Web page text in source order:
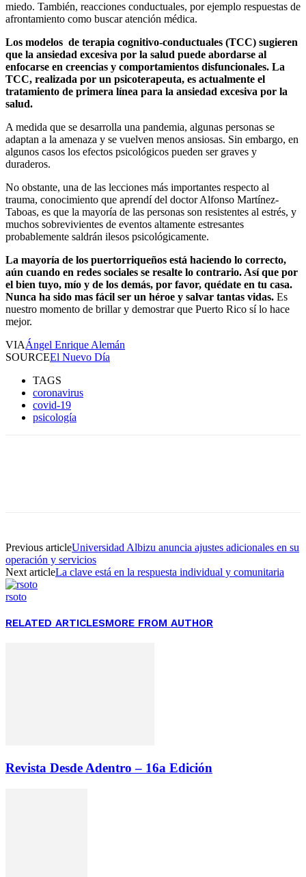
miedo. También, reacciones conductuales, por ejemplo respuestas de
afrontamiento como buscar atención médica.
Los modelos de terapia cognitivo-conductuales (TCC) sugieren
que la ansiedad excesiva por la salud puede abordarse al
enfocarse en creencias y comportamientos disfuncionales. La
TCC, realizada por un psicoterapeuta, es actualmente el
tratamiento de primera línea para la ansiedad excesiva por la
salud.
A medida que se desarrolla una pandemia, algunas personas se
adaptan a la amenaza y se vuelven menos ansiosas. Sin embargo, en
algunos casos los efectos psicológicos pueden ser graves y
duraderos.
No obstante, una de las lecciones más importantes respecto al
trauma, conocimiento que aprendí del doctor Alfonso Martínez-
Taboas, es que la mayoría de las personas son resistentes al estrés, y
muchos sobrevivientes de eventos altamente estresantes
probablemente saldrán ilesos psicológicamente.
La mayoría de los puertorriqueños está haciendo lo correcto,
aún cuando en redes sociales se resalte lo contrario. Así que por
el bien tuyo, mío y de los demás, por favor, quédate en tu casa.
Nunca ha sido mas fácil ser un héroe y salvar tantas vidas. Es
nuestro momento de brillar y demostrar que Puerto Rico sí lo hace
mejor.
VIAÁngel Enrique Alemán
SOURCEEl Nuevo Día
TAGS
coronavirus
covid-19
psicología
Previous articleUniversidad Albizu anuncia ajustes adicionales en su
operación y servicios
Next articleLa clave está en la respuesta individual y comunitaria
rsoto
RELATED ARTICLESMORE FROM AUTHOR
Revista Desde Adentro – 16a Edición